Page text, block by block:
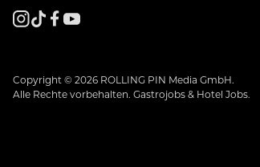
Copyright © 2026 ROLLING PIN Media GmbH.
Alle Rechte vorbehalten. Gastrojobs & Hotel Jobs.